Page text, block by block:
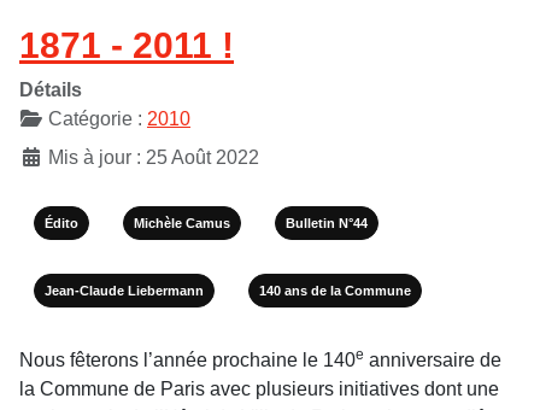
1871 - 2011 !
Détails
Catégorie : 2010
Mis à jour : 25 Août 2022
Édito Michèle Camus Bulletin N°44
Jean-Claude Liebermann 140 ans de la Commune
Nous fêterons l’année prochaine le 140e anniversaire de
la Commune de Paris avec plusieurs initiatives dont une